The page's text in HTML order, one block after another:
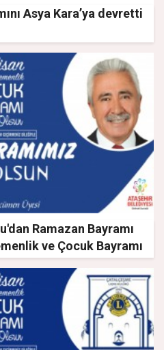
Asya Kara’ya devretti
Ramazan Bayramı
ve Çocuk Bayramı